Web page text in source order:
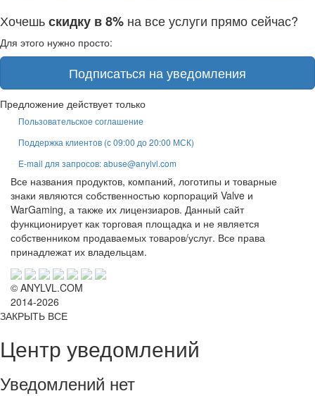
Хочешьскидку в 8% на все услуги прямо сейчас?
Для этого нужно просто:
Подписаться на уведомления
Предложение действует только
Пользовательское соглашение
Поддержка клиентов (с 09:00 до 20:00 МСК)
E-mail для запросов: abuse@anylvl.com
Все названия продуктов, компаний, логотипы и товарные
знаки являются собственностью корпораций Valve и
WarGaming, а также их лицензиаров. Данный сайт
функционирует как торговая площадка и не является
собственником продаваемых товаров/услуг. Все права
принадлежат их владельцам.
© ANYLVL.COM
2014-2026
ЗАКРЫТЬ ВСЕ
Центр уведомлений
Уведомлений нет